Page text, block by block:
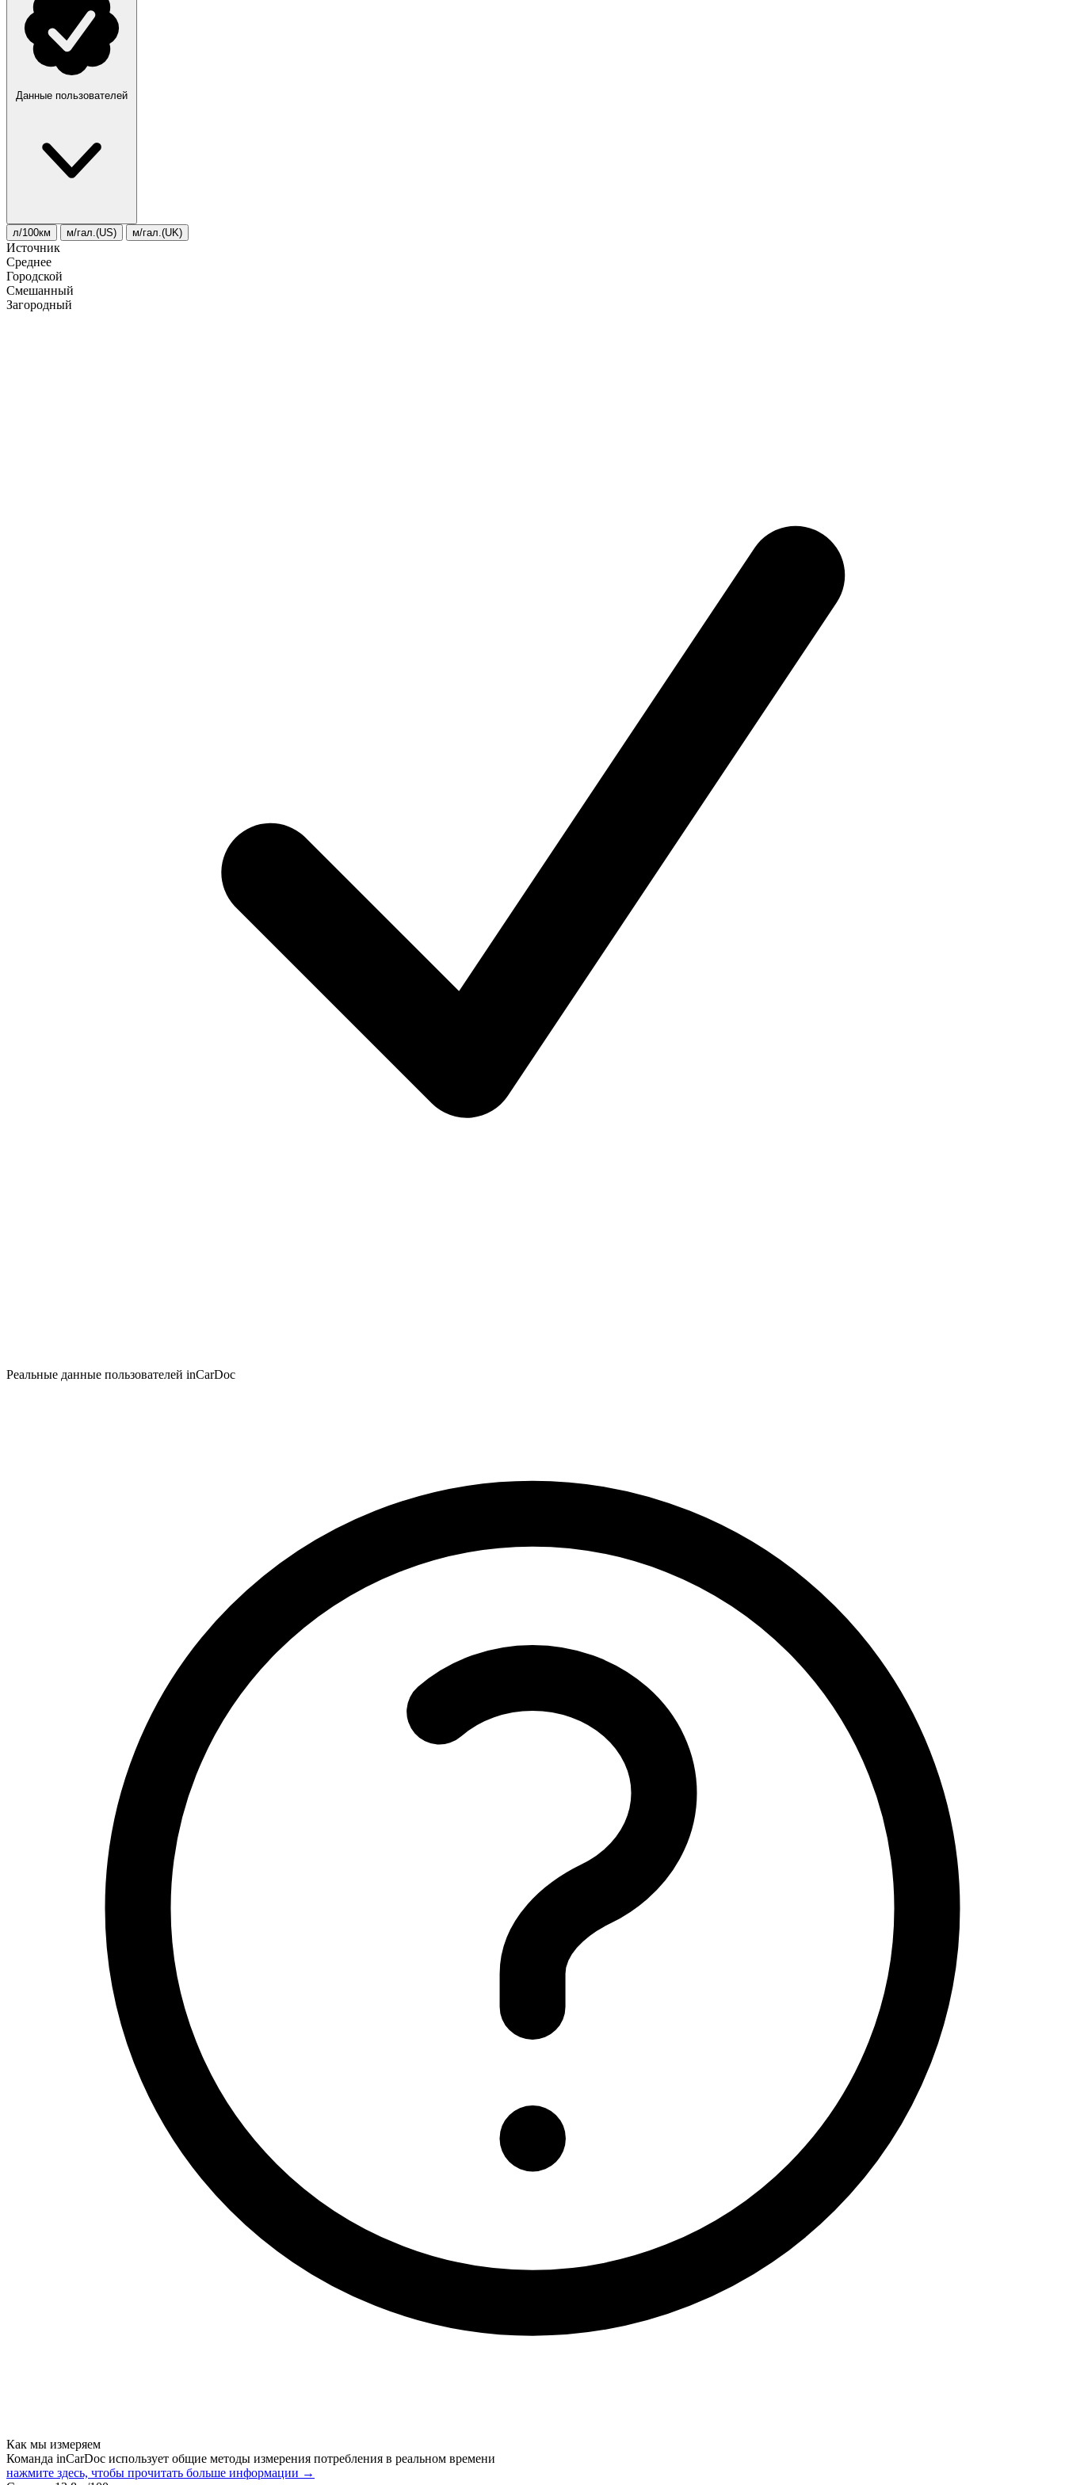
Данные пользователей
л/100км м/гал.(US) м/гал.(UK)
Источник
Среднее
Городской
Смешанный
Загородный
Реальные данные пользователей inCarDoc
Как мы измеряем
Команда inCarDoc использует общие методы измерения потребления в реальном времени
нажмите здесь, чтобы прочитать больше информации →